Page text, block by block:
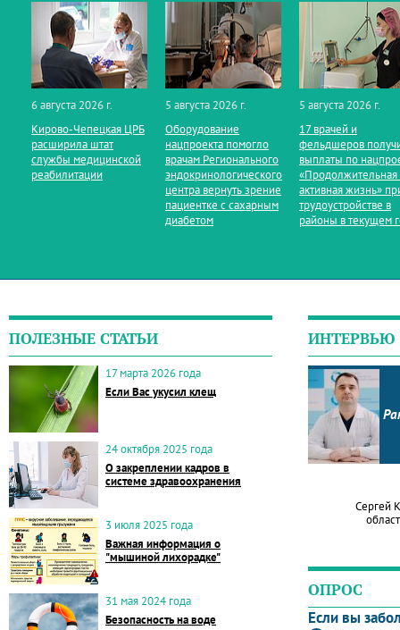
6 августа 2026 г.
Кирово‑Чепецкая ЦРБ
расширила штат
службы медицинской
реабилитации
5 августа 2026 г.
Оборудование
нацпроекта помогло
врачам Регионального
эндокринологического
центра вернуть зрение
пациентке с сахарным
диабетом
5 августа 2026 г.
17 врачей и
фельдшеров
выплаты по
«Продолжительная
активная жизнь»
трудоустройстве в
районы в текущем
ПОЛЕЗНЫЕ СТАТЬИ
17 марта 2026 года
Если Вас укусил клещ
24 октября 2025 года
О закреплении кадров в
системе здравоохранения
3 июля 2025 года
Важная информация о
"мышиной лихорадке"
31 мая 2024 года
Безопасность на воде
ИНТЕРВЬЮ
Сергей
ОПРОС
Если вы